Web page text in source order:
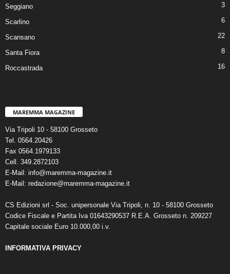
Seggiano 3
Scarlino 6
Scansano 22
Santa Fiora 8
Roccastrada 16
MAREMMA MAGAZINE
Via Tripoli 10 - 58100 Grosseto
Tel. 0564.20426
Fax 0564.1979133
Cell. 349.2872103
E-Mail: info@maremma-magazine.it
E-Mail: redazione@maremma-magazine.it
CS Edizioni srl - Soc. unipersonale Via Tripoli, n. 10 - 58100 Grosseto
Codice Fiscale e Partita Iva 01643290537 R.E.A. Grosseto n. 209227
Capitale sociale Euro 10.000,00 i.v.
INFORMATIVA PRIVACY